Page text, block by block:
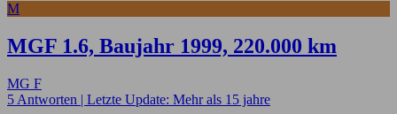
M
MGF 1.6, Baujahr 1999, 220.000 km
MG F
5 Antworten | Letzte Update: Mehr als 15 jahre